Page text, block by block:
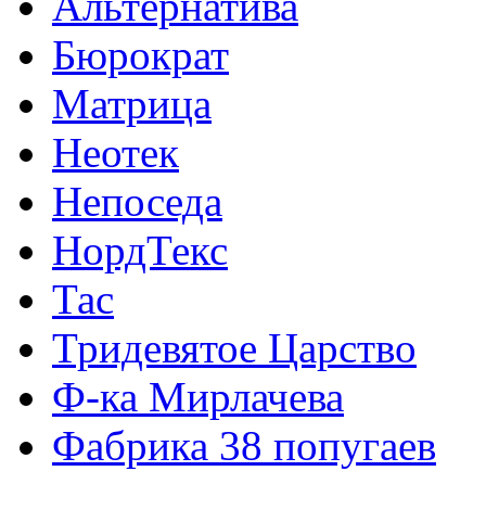
Бюрократ
Матрица
Неотек
Непоседа
НордТекс
Тас
Тридевятое Царство
Ф-ка Мирлачева
Фабрика 38 попугаев